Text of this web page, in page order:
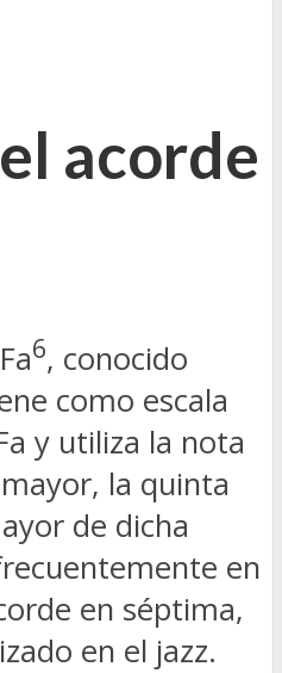
acorde
6, conocido
como escala
y utiliza la nota
la quinta
de dicha
en
en séptima,
en el jazz.